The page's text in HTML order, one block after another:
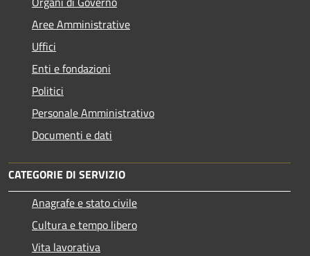
Aree Amministrative
Uffici
Enti e fondazioni
Politici
Personale Amministrativo
Documenti e dati
CATEGORIE DI SERVIZIO
Anagrafe e stato civile
Cultura e tempo libero
Vita lavorativa